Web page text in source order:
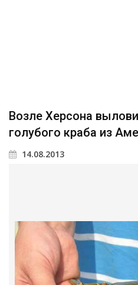
Возле Херсона
голубого краба из
14.08.2013